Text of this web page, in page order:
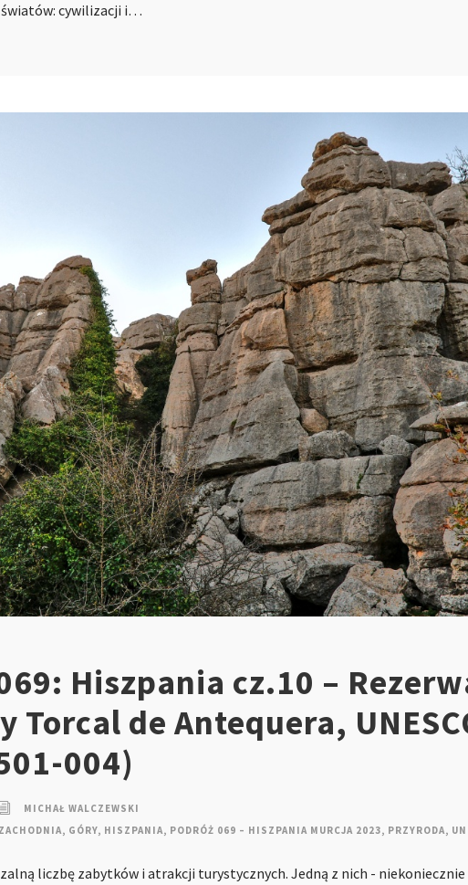
światów: cywilizacji i…
Hiszpania cz.10 –
Torcal de Antequera,
004)
MICHAŁ WALCZEWSKI
, GÓRY, HISZPANIA, PODRÓŻ 069 – HISZPANIA MURCJA 2023, PRZYRODA,
liczbę zabytków i atrakcji turystycznych. Jedną z nich -